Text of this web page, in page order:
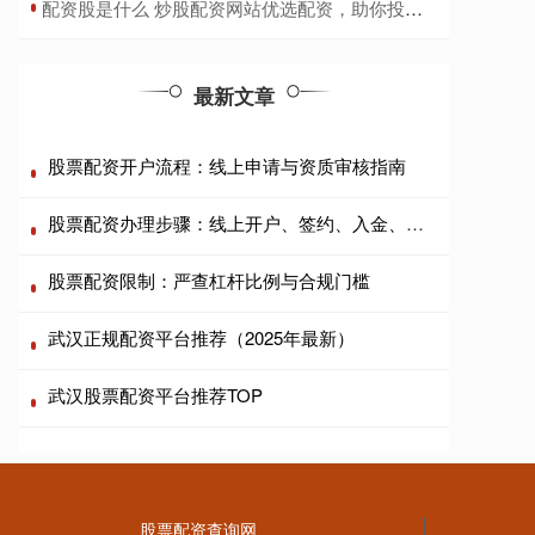
​配资股是什么 炒股配资网站优选配资，助你投资更轻松
最新文章
股票配资开户流程：线上申请与资质审核指南
股票配资办理步骤：线上开户、签约、入金、风控指南
股票配资限制：严查杠杆比例与合规门槛
武汉正规配资平台推荐（2025年最新）
武汉股票配资平台推荐TOP
股票配资查询网